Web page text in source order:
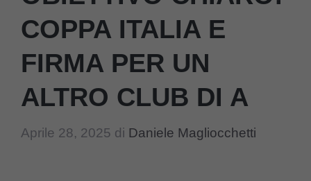
COPPA ITALIA E
FIRMA PER UN
ALTRO CLUB DI A
Aprile 28, 2025 di Daniele Magliocchetti